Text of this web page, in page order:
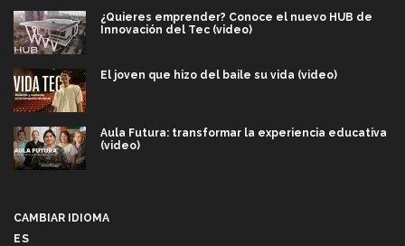
¿Quieres emprender? Conoce el nuevo HUB de
Innovación del Tec (video)
El joven que hizo del baile su vida (video)
Aula Futura: transformar la experiencia educativa
(video)
CAMBIAR IDIOMA
ES